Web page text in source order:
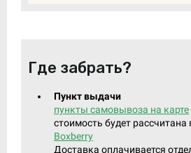
Где забрать?
Пункт выдачи
пункты самовывоза на карте
стоимость будет рассчитана
Boxberry
Доставка оплачивается